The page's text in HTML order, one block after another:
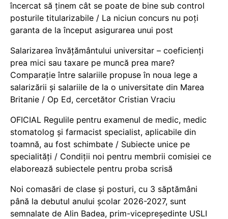
încercat să ținem cât se poate de bine sub control
posturile titularizabile / La niciun concurs nu poți
garanta de la început asigurarea unui post
Salarizarea învățământului universitar – coeficienți
prea mici sau taxare pe muncă prea mare?
Comparație între salariile propuse în noua lege a
salarizării și salariile de la o universitate din Marea
Britanie / Op Ed, cercetător Cristian Vraciu
OFICIAL Regulile pentru examenul de medic, medic
stomatolog și farmacist specialist, aplicabile din
toamnă, au fost schimbate / Subiecte unice pe
specialități / Condiții noi pentru membrii comisiei ce
elaborează subiectele pentru proba scrisă
Noi comasări de clase și posturi, cu 3 săptămâni
până la debutul anului școlar 2026-2027, sunt
semnalate de Alin Badea, prim-vicepreședinte USLI